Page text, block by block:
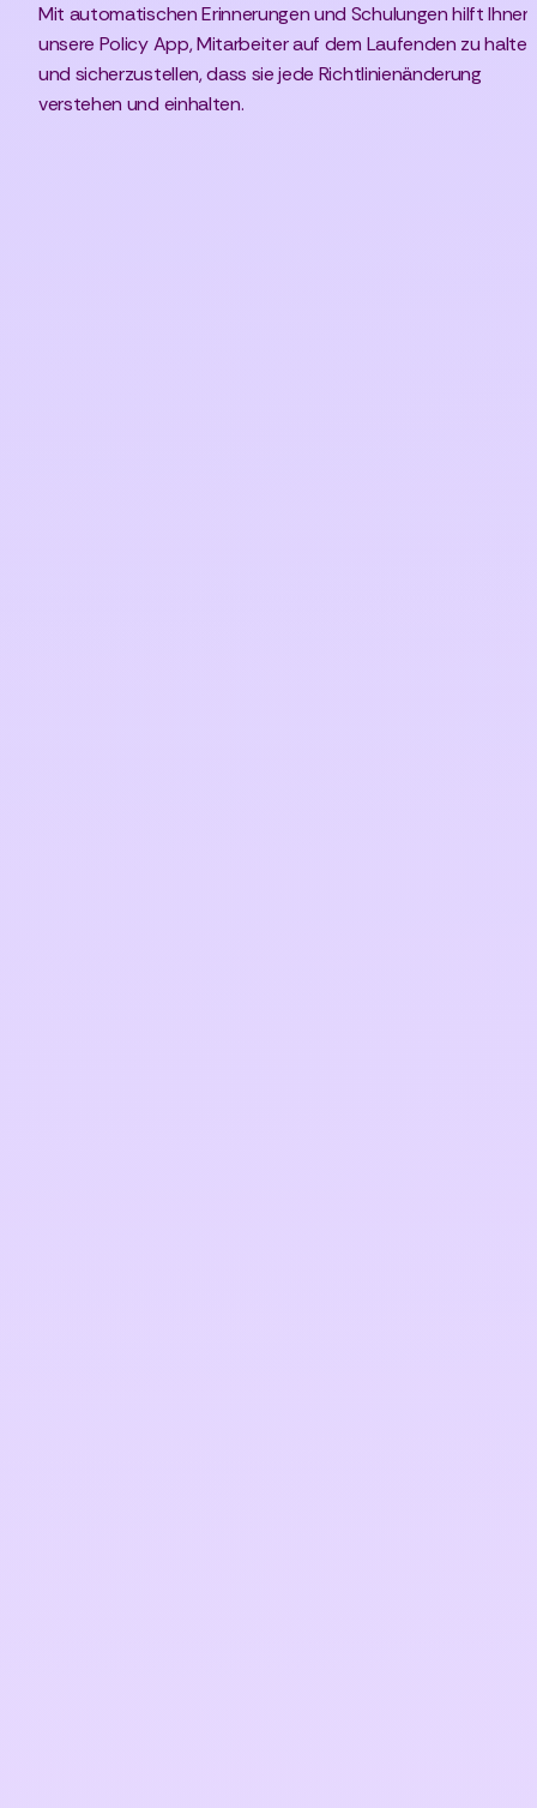
Mit automatischen Erinnerungen und Schulungen hilft Ihnen
unsere Policy App, Mitarbeiter auf dem Laufenden zu halten
und sicherzustellen, dass sie jede Richtlinienänderung
verstehen und einhalten.